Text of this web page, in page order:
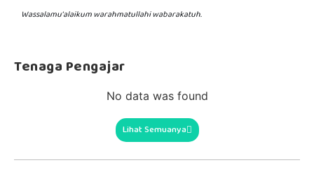
Wassalamu’alaikum warahmatullahi wabarakatuh.
Tenaga Pengajar
No data was found
Lihat Semuanya